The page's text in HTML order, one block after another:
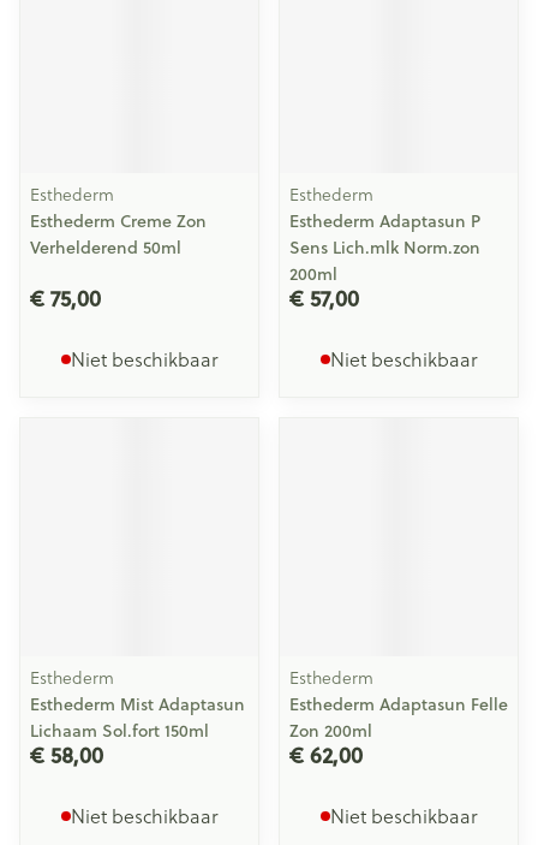
Esthederm
Esthederm Creme Zon
Verhelderend 50ml
€ 75,00
Niet beschikbaar
Esthederm
Esthederm Adaptasun P
Sens Lich.mlk Norm.zon
200ml
€ 57,00
Niet beschikbaar
Esthederm
Esthederm Mist Adaptasun
Lichaam Sol.fort 150ml
€ 58,00
Niet beschikbaar
Esthederm
Esthederm Adaptasun Felle
Zon 200ml
€ 62,00
Niet beschikbaar